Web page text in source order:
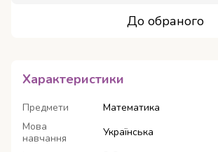
До обраного
Характеристики
Предмети
Математика
Мова
навчання
Українська